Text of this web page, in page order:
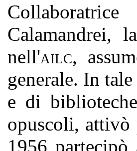
Calamandrei,
nell'AILC,
generale. In
e di
opuscoli,
1956